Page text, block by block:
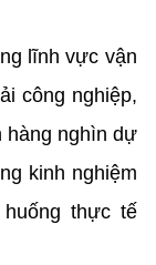
lĩnh vực vận
công nghiệp,
hàng nghìn dự
kinh nghiệm
thực tế